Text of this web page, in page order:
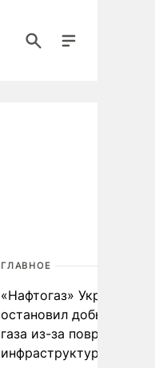
ГЛАВНОЕ
«Нафтогаз» Украины
остановил добычу
газа из-за повреждения
инфраструктуры